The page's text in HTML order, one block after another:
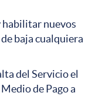
habilitar nuevos
baja cualquiera
del Servicio el
de Pago a